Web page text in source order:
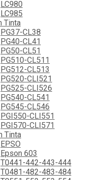
LC980
LC985
Tinta
PG37-CL38
PG40-CL41
PG50-CL51
PG510-CL511
PG512-CL513
PG520-CLI521
PG525-CLI526
PG540-CL541
PG545-CL546
PGI550-CLI551
PGI570-CLI571
Tinta
EPSO
Epson 603
T0441-442-443-444
T0481-482-483-484